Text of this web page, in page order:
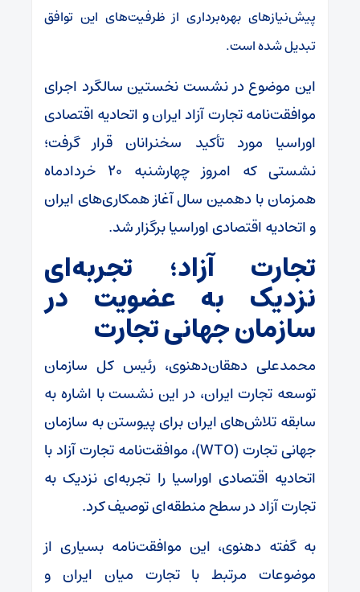
پیش‌نیاز‌های بهره‌برداری از ظرفیت‌های این توافق
تبدیل شده است.
این موضوع در نشست نخستین سالگرد اجرای
موافقت‌نامه تجارت آزاد ایران و اتحادیه اقتصادی
اوراسیا مورد تأکید سخنرانان قرار گرفت؛
نشستی که امروز چهارشنبه ۲۰ خردادماه
همزمان با دهمین سال آغاز همکاری‌های ایران
و اتحادیه اقتصادی اوراسیا برگزار شد.
تجارت آزاد؛ تجربه‌ای
نزدیک به عضویت در
سازمان جهانی تجارت
محمدعلی دهقان‌دهنوی، رئیس کل سازمان
توسعه تجارت ایران، در این نشست با اشاره به
سابقه تلاش‌های ایران برای پیوستن به سازمان
جهانی تجارت (WTO)، موافقت‌نامه تجارت آزاد با
اتحادیه اقتصادی اوراسیا را تجربه‌ای نزدیک به
تجارت آزاد در سطح منطقه‌ای توصیف کرد.
به گفته دهنوی، این موافقت‌نامه بسیاری از
موضوعات مرتبط با تجارت میان ایران و